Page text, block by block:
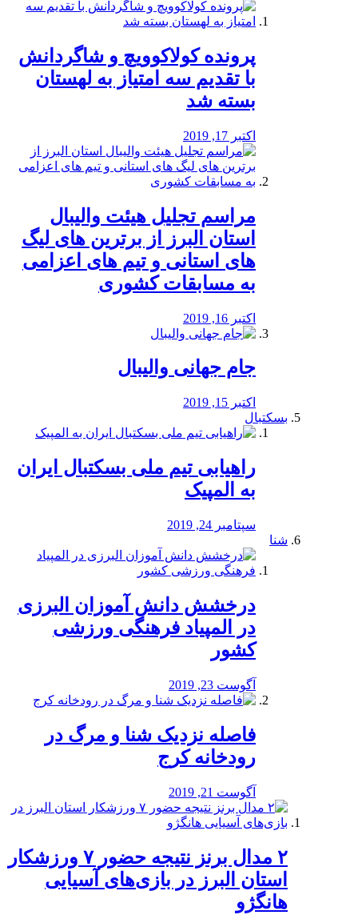
پرونده کولاکوویچ و شاگردانش
با تقدیم سه امتیاز به لهستان
بسته شد
اکتبر 17, 2019
مراسم تجلیل هیئت والیبال
استان البرز از برترین های لیگ
های استانی و تیم های اعزامی
به مسابقات کشوری
اکتبر 16, 2019
جام جهانی والیبال
اکتبر 15, 2019
بسکتبال
راهیابی تیم ملی بسکتبال ایران
به المپیک
سپتامبر 24, 2019
شنا
درخشش دانش آموزان البرزی
در المپیاد فرهنگی ورزشی
کشور
آگوست 23, 2019
️فاصله نزدیک شنا و مرگ در
رودخانه کرج
آگوست 21, 2019
۲ مدال برنز نتیجه حضور ۷ ورزشکار
استان البرز در بازی‌های آسیایی
هانگژو